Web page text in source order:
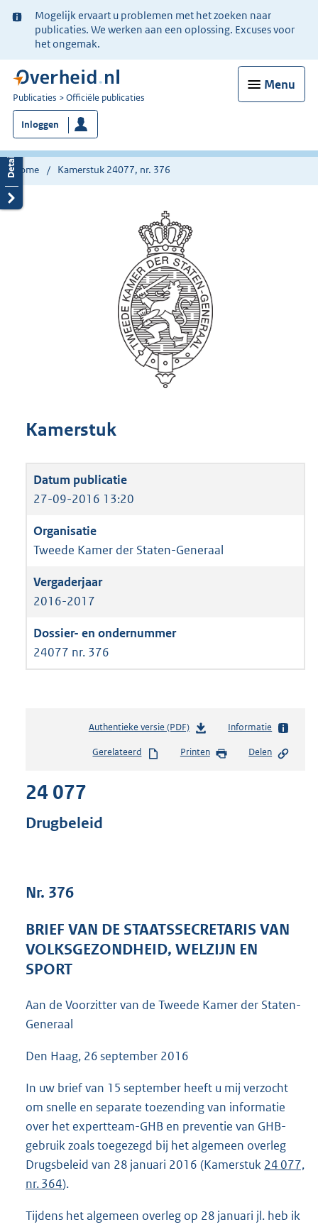
Ter
informatie:
Mogelijk ervaart u problemen met het zoeken naar
publicaties. We werken aan een oplossing. Excuses voor
het ongemak.
Menu
U
bent
nu
hier:
Publicaties Officiële publicaties
Inloggen
Home Kamerstuk 24077, nr. 376
Kamerstuk
27-09-2016 13:20
Tweede Kamer der Staten-Generaal
2016-2017
24077 nr. 376
Authentieke versie (PDF)b
s
e
:
b
Informatie
Gerelateerd Printen Delen
24 077
Drugbeleid
Nr. 376
BRIEF VAN DE STAATSSECRETARIS VAN
VOLKSGEZONDHEID, WELZIJN EN
SPORT
Aan de Voorzitter van de Tweede Kamer der Staten-
Generaal
Den Haag, 26 september 2016
In uw brief van 15 september heeft u mij verzocht
om snelle en separate toezending van informatie
over het expertteam-GHB en preventie van GHB-
gebruik zoals toegezegd bij het algemeen overleg
Drugsbeleid van 28 januari 2016 (Kamerstuk 24 077,
nr. 364).
Tijdens het algemeen overleg op 28 januari jl. heb ik